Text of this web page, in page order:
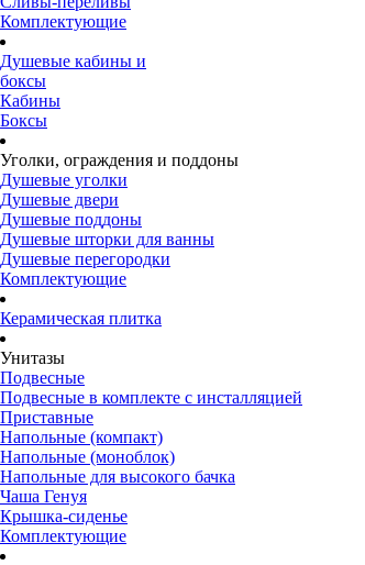
Комплектующие
Душевые кабины и
боксы
Кабины
Боксы
Уголки, ограждения и поддоны
Душевые уголки
Душевые двери
Душевые поддоны
Душевые шторки для ванны
Душевые перегородки
Комплектующие
Керамическая плитка
Унитазы
Подвесные
Подвесные в комплекте с инсталляцией
Приставные
Напольные (компакт)
Напольные (моноблок)
Напольные для высокого бачка
Чаша Генуя
Крышка-сиденье
Комплектующие